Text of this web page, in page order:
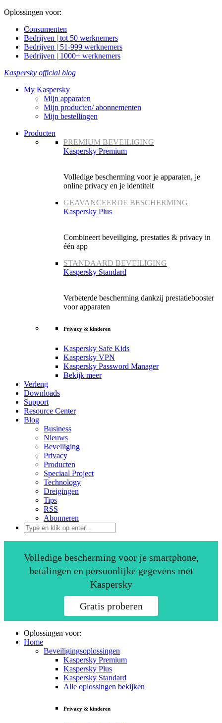
Oplossingen voor:
Consumenten
Bedrijven | tot 50 werknemers
Bedrijven | 51-999 werknemers
Bedrijven | 1000+ werknemers
Kaspersky official blog
My Kaspersky
Mijn apparaten
Mijn producten/ abonnementen
Mijn bestellingen
Producten
PREMIUM BEVEILIGING
Kaspersky Premium
Volledige bescherming voor je apparaten, je
online privacy en je identiteit
GEAVANCEERDE BESCHERMING
Kaspersky Plus
Combineert beveiliging, prestaties & privacy in
één app
STANDAARD BEVEILIGING
Kaspersky Standard
Verbeterde bescherming dankzij prestatiebooster
voor apparaten
Privacy & kinderen
Kaspersky Safe Kids
Kaspersky VPN
Kaspersky Password Manager
Bekijk meer
Verleng
Downloads
Support
Resource Center
Blog
Business
Nieuws
Beveiliging
Privacy
Producten
Speciaal Project
Technology
Dreigingen
Tips
RSS
Abonneren
Volledige bescherming voor je smartphone,
betalingen en persoonlijke gegevens met
Kaspersky
Gratis proberen
Oplossingen voor:
Home
Beveiligingsoplossingen
Kaspersky Premium
Kaspersky Plus
Kaspersky Standard
Alle oplossingen bekijken
Privacy & kinderen